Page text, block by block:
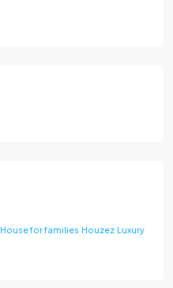
House for families Houzez Luxury